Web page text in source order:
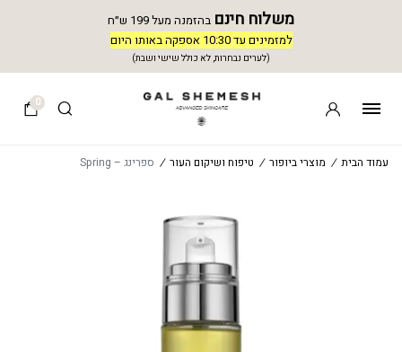
משלוח חינם בהזמנה מעל 199 ש״ח
למזמינים עד 10:30 אספקה באותו היום
(לערים נבחרות, לא כולל שישי ושבת)
0
עמוד הבית / מוצרי ביופור / טיפוח ושיקום העור / ספרינג – Spring